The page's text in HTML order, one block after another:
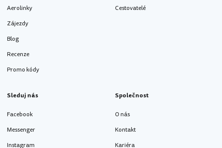
Aerolinky
Zájezdy
Blog
Recenze
Promo kódy
Cestovatelé
Sleduj nás
Facebook
Messenger
Instagram
Společnost
O nás
Kontakt
Kariéra